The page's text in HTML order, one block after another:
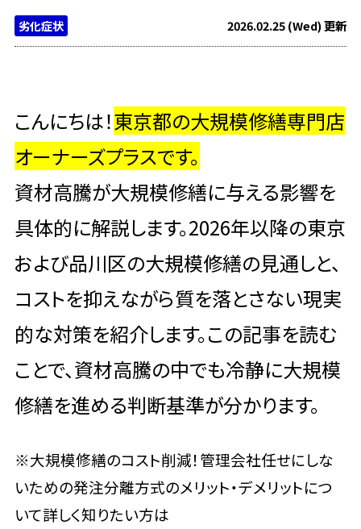
劣化症状 2026.02.25 (Wed) 更新
こんにちは！東京都の大規模修繕専門店
オーナーズプラスです。
資材高騰が大規模修繕に与える影響を
具体的に解説します。2026年以降の東京
および品川区の大規模修繕の見通しと、
コストを抑えながら質を落とさない現実
的な対策を紹介します。この記事を読む
ことで、資材高騰の中でも冷静に大規模
修繕を進める判断基準が分かります。
※大規模修繕のコスト削減！管理会社任せにしな
いための発注分離方式のメリット・デメリットにつ
いて詳しく知りたい方は